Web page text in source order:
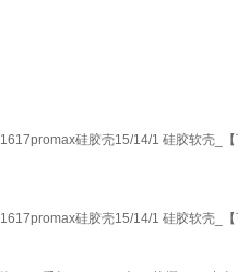
硅胶壳15/14/1 硅胶软壳_
硅胶壳15/14/1 硅胶软壳_